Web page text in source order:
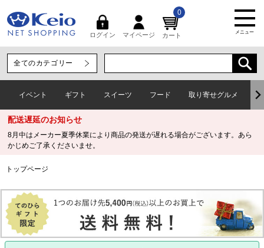
ログイン マイページ カート
0
メニュー
イベント ギフト スイーツ フード 取り寄せグルメ
配送遅延のお知らせ
8月中はメーカー夏季休業により商品の発送が遅れる場合がございます。あら
かじめご了承くださいませ。
トップページ